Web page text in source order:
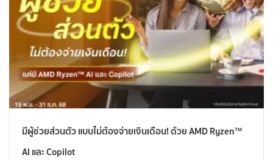
มีผู้ช่วยส่วนตัว แบบไม่ต้องจ่ายเงินเดือน! ด้วย AMD Ryzen™
AI และ Copilot